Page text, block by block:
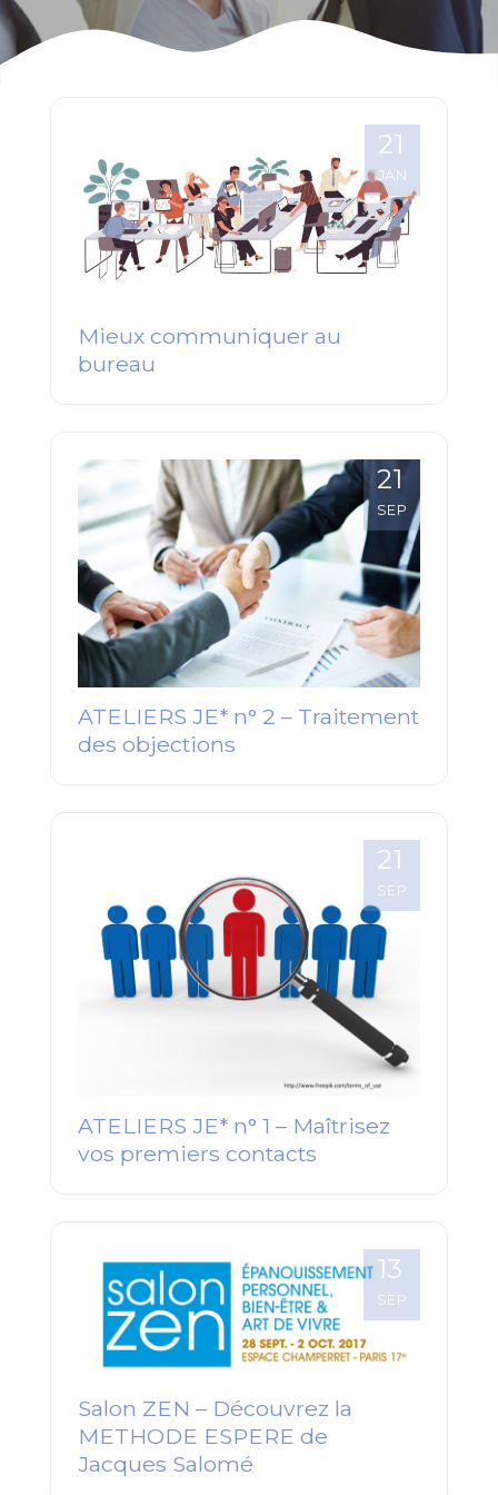
21
JAN
Mieux communiquer au
bureau
21
SEP
ATELIERS JE* n° 2 – Traitement
des objections
21
SEP
ATELIERS JE* n° 1 – Maîtrisez
vos premiers contacts
13
SEP
Salon ZEN – Découvrez la
METHODE ESPERE de
Jacques Salomé